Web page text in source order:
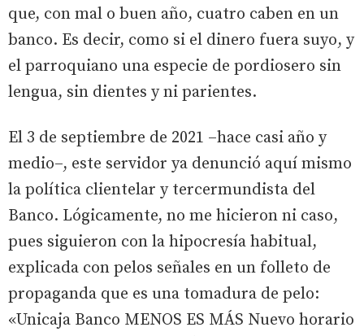
que, con mal o buen año, cuatro caben en un
banco. Es decir, como si el dinero fuera suyo, y
el parroquiano una especie de pordiosero sin
lengua, sin dientes y ni parientes.
El 3 de septiembre de 2021 –hace casi año y
medio–, este servidor ya denunció aquí mismo
la política clientelar y tercermundista del
Banco. Lógicamente, no me hicieron ni caso,
pues siguieron con la hipocresía habitual,
explicada con pelos señales en un folleto de
propaganda que es una tomadura de pelo:
«Unicaja Banco MENOS ES MÁS Nuevo horario